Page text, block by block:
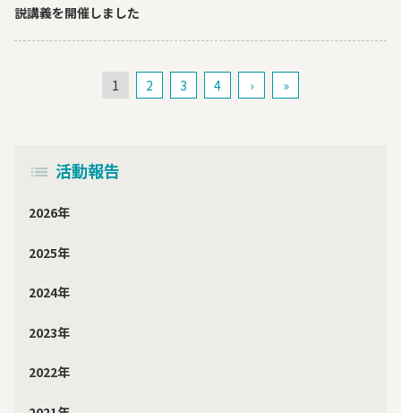
説講義を開催しました
1 2 3 4 › »
活動報告
2026年
2025年
2024年
2023年
2022年